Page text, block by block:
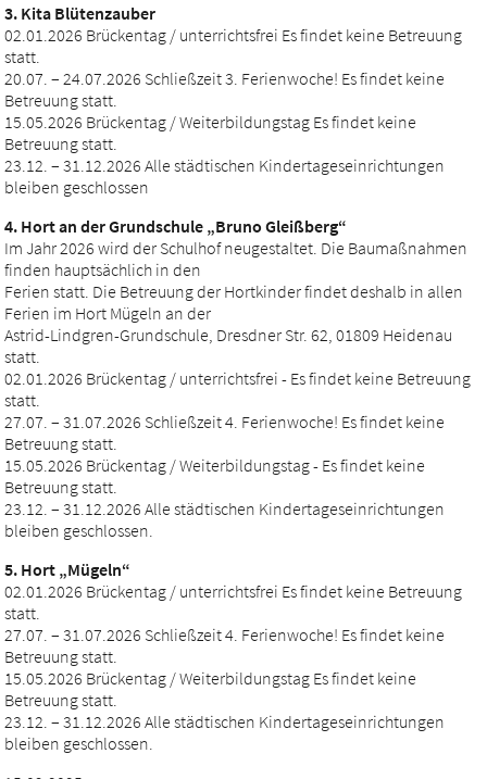
3. Kita Blütenzauber
02.01.2026 Brückentag / unterrichtsfrei Es findet keine Betreuung
statt.
20.07. – 24.07.2026 Schließzeit 3. Ferienwoche! Es findet keine
Betreuung statt.
15.05.2026 Brückentag / Weiterbildungstag Es findet keine
Betreuung statt.
23.12. – 31.12.2026 Alle städtischen Kindertageseinrichtungen
bleiben geschlossen
4. Hort an der Grundschule „Bruno Gleißberg“
Im Jahr 2026 wird der Schulhof neugestaltet. Die Baumaßnahmen
finden hauptsächlich in den
Ferien statt. Die Betreuung der Hortkinder findet deshalb in allen
Ferien im Hort Mügeln an der
Astrid-Lindgren-Grundschule, Dresdner Str. 62, 01809 Heidenau
statt.
02.01.2026 Brückentag / unterrichtsfrei - Es findet keine Betreuung
statt.
27.07. – 31.07.2026 Schließzeit 4. Ferienwoche! Es findet keine
Betreuung statt.
15.05.2026 Brückentag / Weiterbildungstag - Es findet keine
Betreuung statt.
23.12. – 31.12.2026 Alle städtischen Kindertageseinrichtungen
bleiben geschlossen.
5. Hort „Mügeln“
02.01.2026 Brückentag / unterrichtsfrei Es findet keine Betreuung
statt.
27.07. – 31.07.2026 Schließzeit 4. Ferienwoche! Es findet keine
Betreuung statt.
15.05.2026 Brückentag / Weiterbildungstag Es findet keine
Betreuung statt.
23.12. – 31.12.2026 Alle städtischen Kindertageseinrichtungen
bleiben geschlossen.